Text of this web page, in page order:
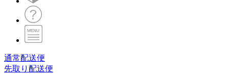
通常配送便
先取り配送便